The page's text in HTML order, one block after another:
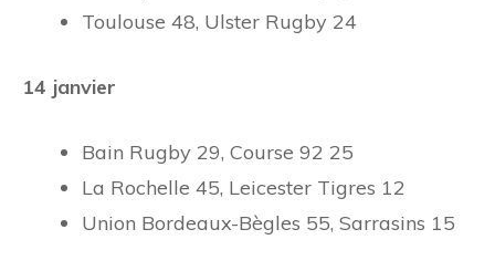
Toulouse 48, Ulster Rugby 24
14 janvier
Bain Rugby 29, Course 92 25
La Rochelle 45, Leicester Tigres 12
Union Bordeaux-Bègles 55, Sarrasins 15